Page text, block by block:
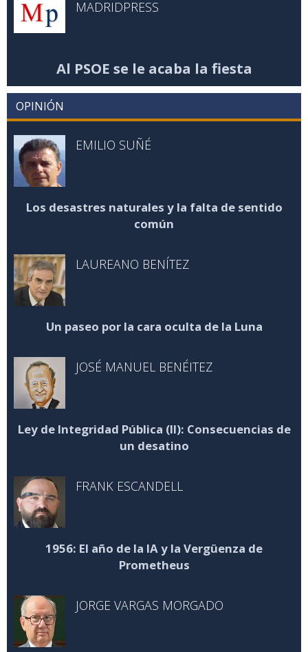
MADRIDPRESS
Al PSOE se le acaba la fiesta
OPINIÓN
EMILIO SUÑÉ
Los desastres naturales y la falta de sentido
común
LAUREANO BENÍTEZ
Un paseo por la cara oculta de la Luna
JOSÉ MANUEL BENÉITEZ
Ley de Integridad Pública (II): Consecuencias de
un desatino
FRANK ESCANDELL
1956: El año de la IA y la Vergüenza de
Prometheus
JORGE VARGAS MORGADO